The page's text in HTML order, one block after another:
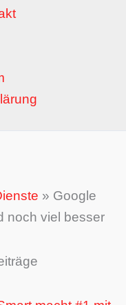
» Google
noch viel besser